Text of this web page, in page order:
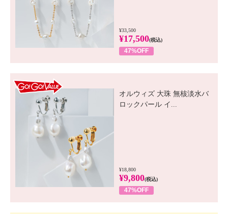
¥33,500
¥17,500(税込)
47%OFF
オルウィズ 大珠 無核淡水バ
ロックパール イ...
¥18,800
¥9,800(税込)
47%OFF